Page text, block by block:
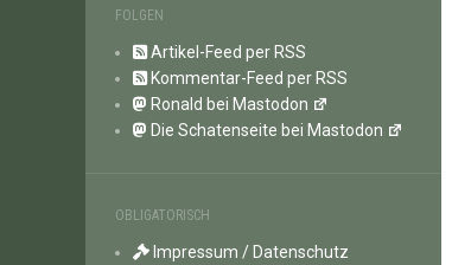
FOLGEN
Artikel-Feed per RSS
Kommentar-Feed per RSS
Ronald bei Mastodon
Die Schatenseite bei Mastodon
OBLIGATORISCH
Impressum / Datenschutz